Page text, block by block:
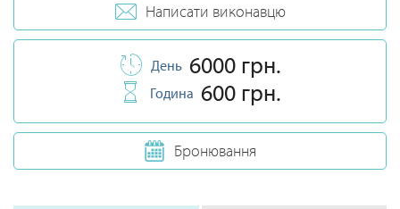
Написати виконавцю
День 6000 грн.
Година 600 грн.
Бронювання